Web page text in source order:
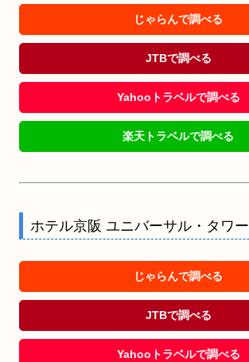
じゃらんで調べる
JTBで調べる
Yahooトラベルで調べる
楽天トラベルで調べる
ホテル京阪 ユニバーサル・タワー
じゃらんで調べる
JTBで調べる
Yahooトラベルで調べる